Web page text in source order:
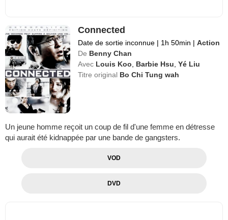
Connected
Date de sortie inconnue | 1h 50min | Action
De Benny Chan
Avec Louis Koo Barbie Hsu ,Yé Liu
Titre original Bo Chi Tung wah
Un jeune homme reçoit un coup de fil d'une femme en détresse
qui aurait été kidnappée par une bande de gangsters.
VOD
DVD